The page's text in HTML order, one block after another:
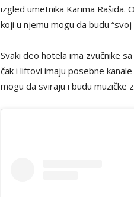
izgled umetnika Karima Rašida.
koji u njemu mogu da budu “svoj
Svaki deo hotela ima zvučnike
čak i liftovi imaju posebne
mogu da sviraju i budu muzičke